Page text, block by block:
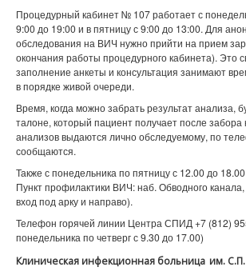
Процедурный кабинет № 107 работает с
9:00 до 19:00 и в пятницу с 9:00 до 13:00. Для
обследования на ВИЧ нужно прийти на прием
окончания работы процедурного кабинета). Это
заполнение анкеты и консультация занимают
в порядке живой очереди.
Время, когда можно забрать результат анализа,
талоне, который пациент получает после забора
анализов выдаются лично обследуемому, по
сообщаются.
Также с понедельника по пятницу с 12.00 до
Пункт профилактики ВИЧ: наб. Обводного
вход под арку и направо).
Телефон горячей линии Центра СПИД +7 (812)
понедельника по четверг с 9.30 до 17.00)
Клиническая инфекционная больница им.